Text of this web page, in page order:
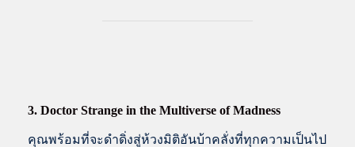
3. Doctor Strange in the Multiverse of Madness
คุณพร้อมที่จะดำดิ่งสู่ห้วงมิติอันบ้าคลั่งที่ทุกความเป็นไป